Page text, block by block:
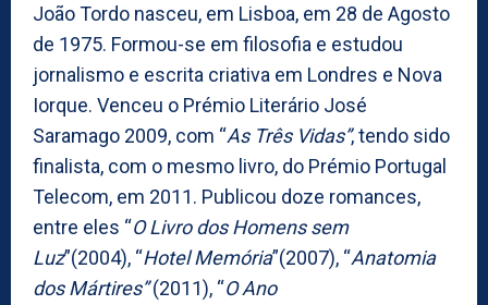
João Tordo nasceu, em Lisboa, em 28 de Agosto
de 1975. Formou-se em filosofia e estudou
jornalismo e escrita criativa em Londres e Nova
Iorque. Venceu o Prémio Literário José
Saramago 2009, com “As Três Vidas”, tendo sido
finalista, com o mesmo livro, do Prémio Portugal
Telecom, em 2011. Publicou doze romances,
entre eles “O Livro dos Homens sem
Luz”(2004), “Hotel Memória”(2007), “Anatomia
dos Mártires”(2011), “O Ano